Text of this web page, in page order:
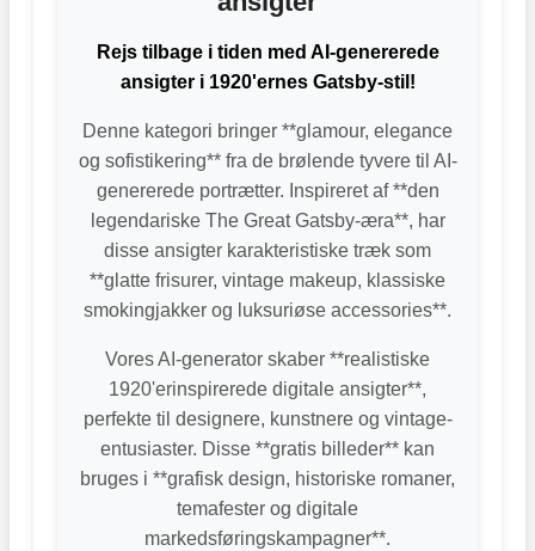
Rejs tilbage i tiden med AI-genererede
ansigter i 1920'ernes Gatsby-stil!
Denne kategori bringer **glamour, elegance
og sofistikering** fra de brølende tyvere til AI-
genererede portrætter. Inspireret af **den
legendariske The Great Gatsby-æra**, har
disse ansigter karakteristiske træk som
**glatte frisurer, vintage makeup, klassiske
smokingjakker og luksuriøse accessories**.
Vores AI-generator skaber **realistiske
1920'erinspirerede digitale ansigter**,
perfekte til designere, kunstnere og vintage-
entusiaster. Disse **gratis billeder** kan
bruges i **grafisk design, historiske romaner,
temafester og digitale
markedsføringskampagner**.